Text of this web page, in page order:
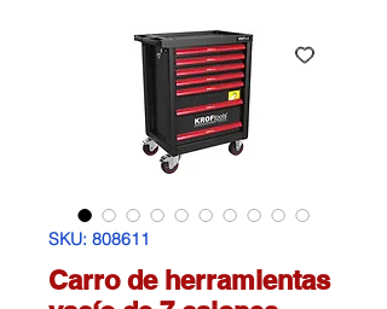
SKU: 808611
Carro de herramientas